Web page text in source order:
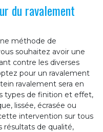
du ravalement
méthode de
souhaitez avoir une
contre les diverses
pour un ravalement
ravalement sera en
types de finition et effet,
lissée, écrasée ou
intervention sur tous
résultats de qualité,